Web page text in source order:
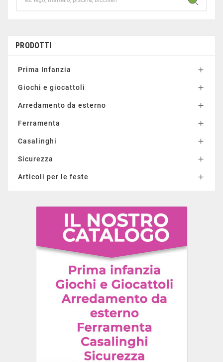
PRODOTTI
Prima Infanzia 
Giochi e giocattoli 
Arredamento da esterno 
Ferramenta 
Casalinghi 
Sicurezza 
Articoli per le feste 